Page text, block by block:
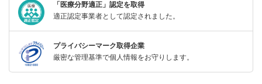
「医療分野適正」認定を取得
適正認定事業者として認定されました。
プライバシーマーク取得企業
厳密な管理基準で個人情報をお守りします。